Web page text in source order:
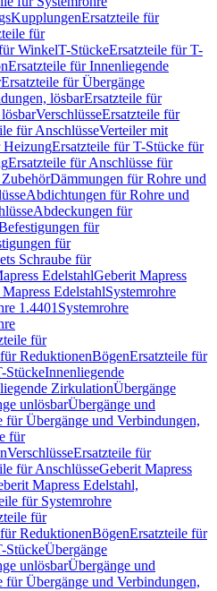
KupplungenErsatzteile für
für
WinkelT-StückeErsatzteile für T-
Ersatzteile für Innenliegende
Ersatzteile für Übergänge
lösbarErsatzteile für
VerschlüsseErsatzteile für
für AnschlüsseVerteiler mit
HeizungErsatzteile für T-Stücke für
Ersatzteile für Anschlüsse für
Dämmungen für Rohre und
Abdichtungen für Rohre und
Abdeckungen für
für
für
Schraube für
EdelstahlGeberit Mapress
EdelstahlSystemrohre
1.4401 Systemrohre
für
ReduktionenBögenErsatzteile für
StückeInnenliegende
ZirkulationÜbergänge
unlösbarÜbergänge und
für Übergänge und Verbindungen,
für
VerschlüsseErsatzteile für
für AnschlüsseGeberit Mapress
Mapress Edelstahl,
für Systemrohre
für
ReduktionenBögenErsatzteile für
StückeÜbergänge
unlösbarÜbergänge und
für Übergänge und Verbindungen,